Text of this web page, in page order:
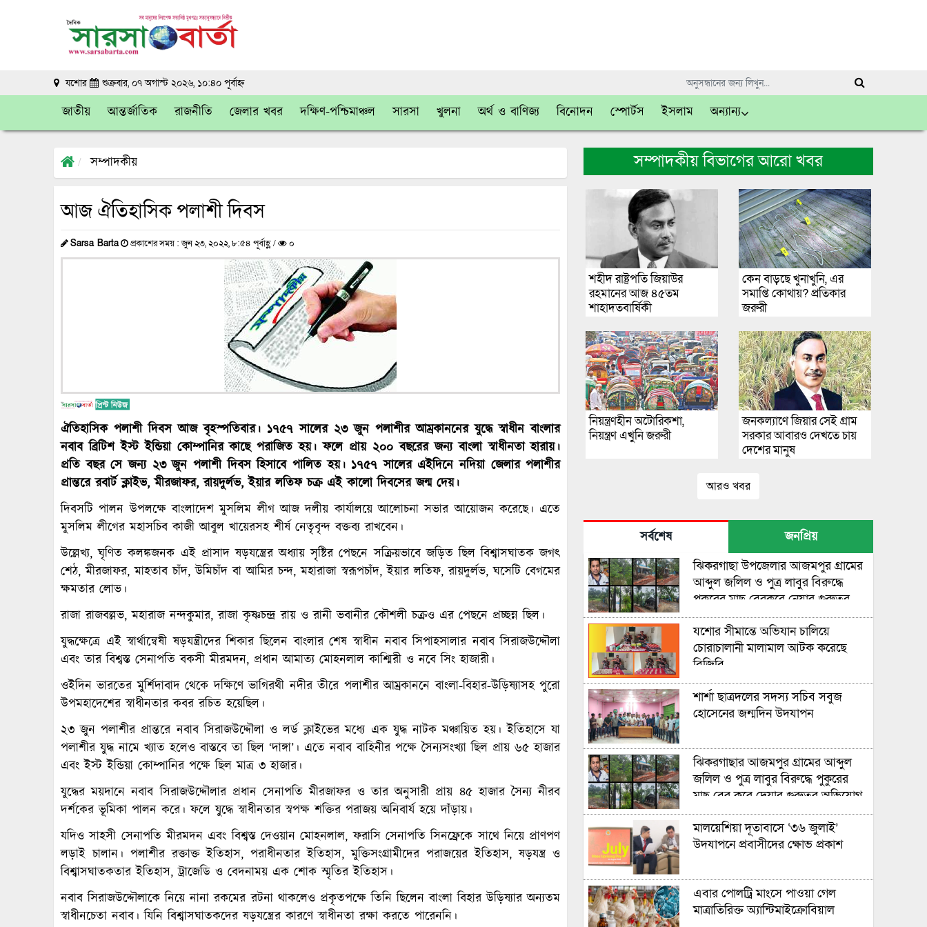
যশোর শুক্রবার, ০৭ অগাস্ট ২০২৬, ১০:৪০ পূর্বাহ্ন
জাতীয় আন্তর্জাতিক রাজনীতি জেলার খবর দক্ষিণ-পশ্চিমাঞ্চল সারসা খুলনা অর্থ ও বাণিজ্য বিনোদন স্পোর্টস ইসলাম অন্যান্য
সম্পাদকীয়
আজ ঐতিহাসিক পলাশী দিবস
Sarsa Barta প্রকাশের সময় : জুন ২৩, ২০২২, ৮:৫৪ পূর্বাহ্ণ / ০
ঐতিহাসিক পলাশী দিবস আজ বৃহস্পতিবার। ১৭৫৭ সালের ২৩ জুন পলাশীর আম্রকাননের যুদ্ধে স্বাধীন বাংলার
নবাব ব্রিটিশ ইস্ট ইন্ডিয়া কোম্পানির কাছে পরাজিত হয়। ফলে প্রায় ২০০ বছরের জন্য বাংলা স্বাধীনতা হারায়।
প্রতি বছর সে জন্য ২৩ জুন পলাশী দিবস হিসাবে পালিত হয়। ১৭৫৭ সালের এইদিনে নদিয়া জেলার পলাশীর
প্রান্তরে রবার্ট ক্লাইভ, মীরজাফর, রায়দুর্লভ, ইয়ার লতিফ চক্র এই কালো দিবসের জন্ম দেয়।
দিবসটি পালন উপলক্ষে বাংলাদেশ মুসলিম লীগ আজ দলীয় কার্যালয়ে আলোচনা সভার আয়োজন করেছে। এতে
মুসলিম লীগের মহাসচিব কাজী আবুল খায়েরসহ শীর্ষ নেতৃবৃন্দ বক্তব্য রাখবেন।
উল্লেখ্য, ঘৃণিত কলঙ্কজনক এই প্রাসাদ ষড়যন্ত্রের অধ্যায় সৃষ্টির পেছনে সক্রিয়ভাবে জড়িত ছিল বিশ্বাসঘাতক জগৎ
শেঠ, মীরজাফর, মাহতাব চাঁদ, উমিচাঁদ বা আমির চন্দ, মহারাজা স্বরূপচাঁদ, ইয়ার লতিফ, রায়দুর্লভ, ঘসেটি বেগমের
ক্ষমতার লোভ।
রাজা রাজবল্লভ, মহারাজ নন্দকুমার, রাজা কৃষ্ণচন্দ্র রায় ও রানী ভবানীর কৌশলী চক্রও এর পেছনে প্রচ্ছন্ন ছিল।
যুদ্ধক্ষেত্রে এই স্বার্থান্বেষী ষড়যন্ত্রীদের শিকার ছিলেন বাংলার শেষ স্বাধীন নবাব সিপাহসালার নবাব সিরাজউদ্দৌলা
এবং তার বিশ্বস্ত সেনাপতি বকসী মীরমদন, প্রধান আমাত্য মোহনলাল কাশ্মিরী ও নবে সিং হাজারী।
ওইদিন ভারতের মুর্শিদাবাদ থেকে দক্ষিণে ভাগিরথী নদীর তীরে পলাশীর আম্রকাননে বাংলা-বিহার-উড়িষ্যাসহ পুরো
উপমহাদেশের স্বাধীনতার কবর রচিত হয়েছিল।
২৩ জুন পলাশীর প্রান্তরে নবাব সিরাজউদ্দৌলা ও লর্ড ক্লাইভের মধ্যে এক যুদ্ধ নাটক মঞ্চায়িত হয়। ইতিহাসে যা
পলাশীর যুদ্ধ নামে খ্যাত হলেও বাস্তবে তা ছিল ‘দাঙ্গা’। এতে নবাব বাহিনীর পক্ষে সৈন্যসংখ্যা ছিল প্রায় ৬৫ হাজার
এবং ইস্ট ইন্ডিয়া কোম্পানির পক্ষে ছিল মাত্র ৩ হাজার।
যুদ্ধের ময়দানে নবাব সিরাজউদ্দৌলার প্রধান সেনাপতি মীরজাফর ও তার অনুসারী প্রায় ৪৫ হাজার সৈন্য নীরব
দর্শকের ভূমিকা পালন করে। ফলে যুদ্ধে স্বাধীনতার স্বপক্ষ শক্তির পরাজয় অনিবার্য হয়ে দাঁড়ায়।
যদিও সাহসী সেনাপতি মীরমদন এবং বিশ্বস্ত দেওয়ান মোহনলাল, ফরাসি সেনাপতি সিনফ্রেকে সাথে নিয়ে প্রাণপণ
লড়াই চালান। পলাশীর রক্তাক্ত ইতিহাস, পরাধীনতার ইতিহাস, মুক্তিসংগ্রামীদের পরাজয়ের ইতিহাস, ষড়যন্ত্র ও
বিশ্বাসঘাতকতার ইতিহাস, ট্রাজেডি ও বেদনাময় এক শোক স্মৃতির ইতিহাস।
নবাব সিরাজউদ্দৌলাকে নিয়ে নানা রকমের রটনা থাকলেও প্রকৃতপক্ষে তিনি ছিলেন বাংলা বিহার উড়িষ্যার অন্যতম
স্বাধীনচেতা নবাব। যিনি বিশ্বাসঘাতকদের ষড়যন্ত্রের কারণে স্বাধীনতা রক্ষা করতে পারেননি।
সম্পাদকীয় বিভাগের আরো খবর
শহীদ রাষ্ট্রপতি জিয়াউর
রহমানের আজ ৪৫তম
শাহাদতবার্ষিকী
কেন বাড়ছে খুনাখুনি, এর
সমাপ্তি কোথায়? প্রতিকার
জরুরী
নিয়ন্ত্রণহীন অটোরিকশা,
নিয়ন্ত্রণ এখুনি জরুরী
জনকল্যাণে জিয়ার সেই গ্রাম
সরকার আবারও দেখতে চায়
দেশের মানুষ
আরও খবর
সর্বশেষ জনপ্রিয়
ঝিকরগাছা উপজেলার আজমপুর গ্রামের
আব্দুল জলিল ও পুত্র লাবুর বিরুদ্ধে
পুকুরের মাছ বেরকরে নেয়ার গুরুতর
অভিযোগ উঠেছে
যশোর সীমান্তে অভিযান চালিয়ে
চোরাচালানী মালামাল আটক করেছে
বিজিবি
শার্শা ছাত্রদলের সদস্য সচিব সবুজ
হোসেনের জন্মদিন উদযাপন
ঝিকরগাছার আজমপুর গ্রামের আব্দুল
জলিল ও পুত্র লাবুর বিরুদ্ধে পুকুরের
মাছ বের করে দেয়ার গুরুতর অভিযোগ
উঠেছে
মালয়েশিয়া দূতাবাসে ‘৩৬ জুলাই’
উদযাপনে প্রবাসীদের ক্ষোভ প্রকাশ
এবার পোলট্রি মাংসে পাওয়া গেল
মাত্রাতিরিক্ত অ্যান্টিমাইক্রোবিয়াল